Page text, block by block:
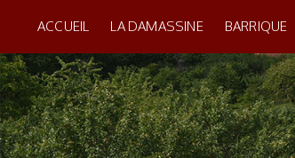
ACCUEIL LA DAMASSINE BARRIQUE